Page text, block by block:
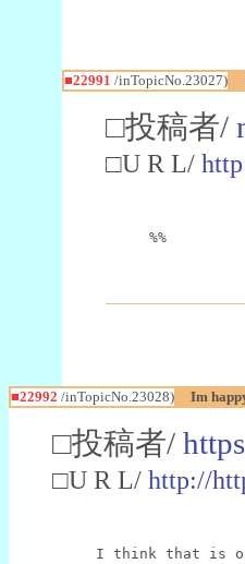
■22991 /inTopicNo.23027)
□投稿者/
□U R L/
%%
■22992 /inTopicNo.23028) Im
□投稿者/
□U R L/ http://
I think that is